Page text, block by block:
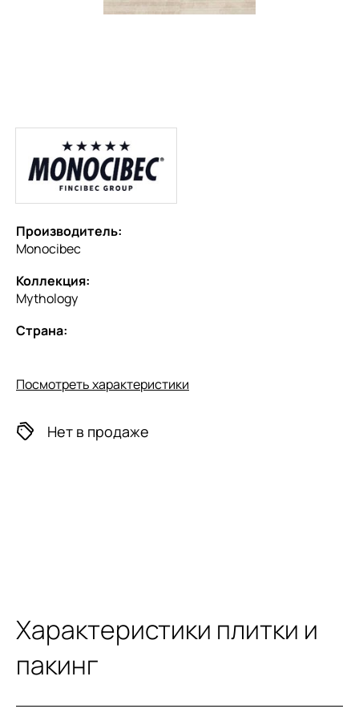
Производитель:
Monocibec
Коллекция:
Mythology
Страна:
Посмотреть характеристики
Нет в продаже
Характеристики плитки и
пакинг